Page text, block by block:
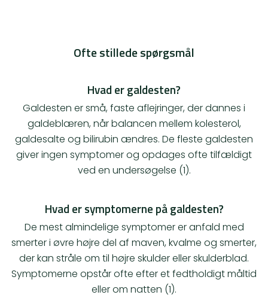
Ofte stillede spørgsmål
Hvad er galdesten?
Galdesten er små, faste aflejringer, der dannes i
galdeblæren, når balancen mellem kolesterol,
galdesalte og bilirubin ændres. De fleste galdesten
giver ingen symptomer og opdages ofte tilfældigt
ved en undersøgelse (1).
Hvad er symptomerne på galdesten?
De mest almindelige symptomer er anfald med
smerter i øvre højre del af maven, kvalme og smerter,
der kan stråle om til højre skulder eller skulderblad.
Symptomerne opstår ofte efter et fedtholdigt måltid
eller om natten (1).